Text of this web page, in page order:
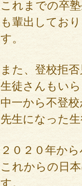
これまでの卒
も輩出してお
す。
また、登校拒
生徒さんもい
中一から不登
先生になった
２０２０年か
これからの日
す。